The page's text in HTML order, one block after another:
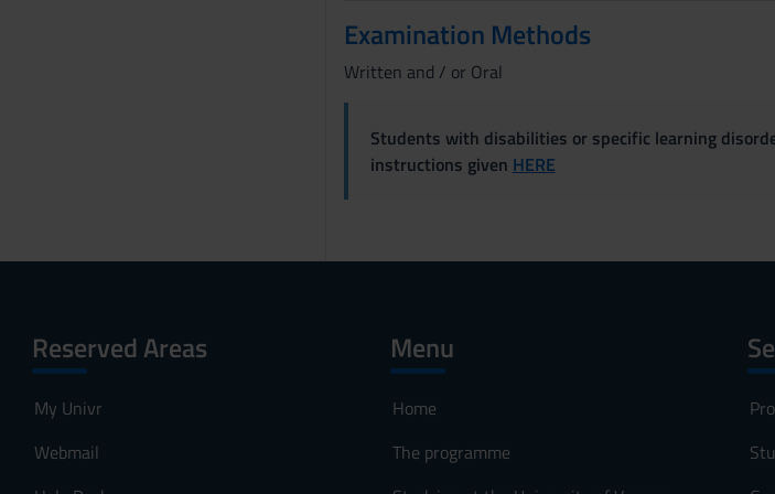
Examination Methods
Written and / or Oral
Students with disabilities or specific learning
instructions given HERE
Reserved Areas
My Univr
Webmail
Menu
Home
The programme